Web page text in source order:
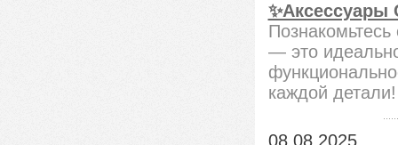
✨Аксессуары
— это
каждой детали!
08.08.2025